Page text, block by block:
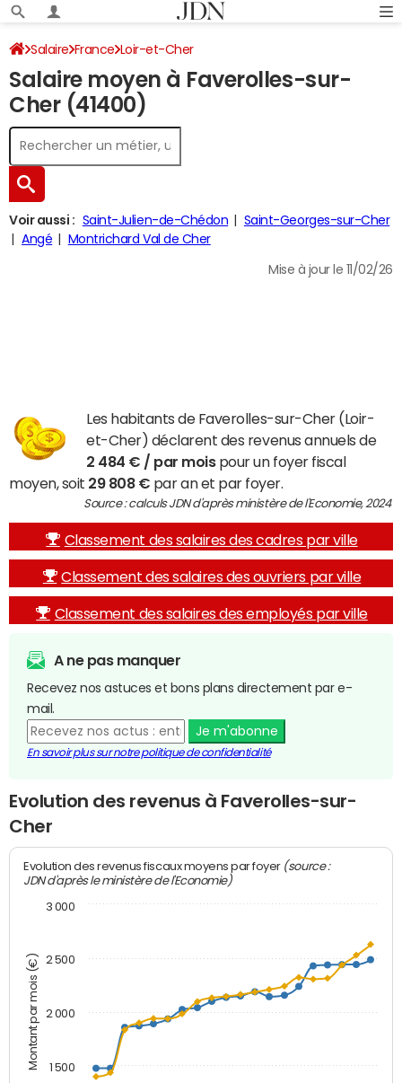
Salaire France Loir-et-Cher
Salaire moyen à Faverolles-sur-
Cher (41400)
Voir aussi : Saint-Julien-de-Chédon
Saint-Georges-sur-Cher
Angé
Montrichard Val de Cher
Mise à jour le 11/02/26
Les habitants de Faverolles-sur-Cher (Loir-
et-Cher) déclarent des revenus annuels de
2 484 € / par moispour un foyer fiscal
moyen, soit 29 808 € par an et par foyer.
Source : calculs JDN d'après ministère de l'Economie, 2024
Classement des salaires des cadres par ville
Classement des salaires des ouvriers par ville
Classement des salaires des employés par ville
A ne pas manquer
Recevez nos astuces et bons plans directement par e-
mail.
Je m'abonne
En savoir plus sur notre politique de confidentialité
Evolution des revenus à Faverolles-sur-
Cher
Montant par mois (€)
Evolution des revenus fiscaux moyens par foyer (source :
JDN d'après le ministère de l'Economie)
1 500
2 000
2 500
3 000